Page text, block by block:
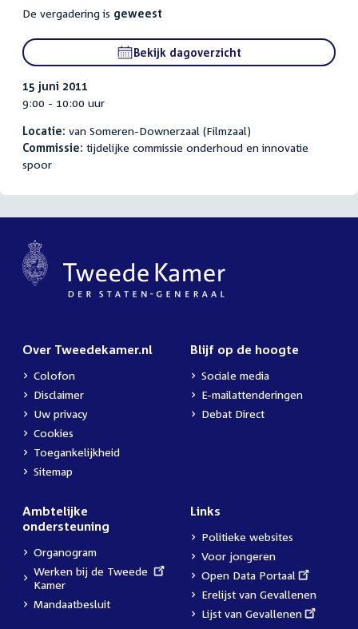
activiteit
De vergadering is geweest
Bekijk dagoverzicht
15 juni 2011
9:00 - 10:00 uur
Locatie: van Someren-Downerzaal (Filmzaal)
Commissie: tijdelijke commissie onderhoud en innovatie
spoor
Over Tweedekamer.nl
Colofon
Disclaimer
Uw privacy
Cookies
Toegankelijkheid
Sitemap
Blijf op de hoogte
Sociale media
E-mailattenderingen
Debat Direct
Ambtelijke
ondersteuning
Organogram
External
link:
Werken bij de Tweede
Kamer
Mandaatbesluit
Links
Politieke websites
Voor jongeren
External
link:
Open Data Portaal
Erelijst van Gevallenen
External
Lijst van Gevallenen